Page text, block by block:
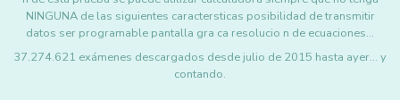
NINGUNA de las siguientes caractersticas posibilidad de transmitir
datos ser programable pantalla gra ca resolucio n de ecuaciones…
37.274.621 exámenes descargados desde julio de 2015 hasta ayer... y
contando.